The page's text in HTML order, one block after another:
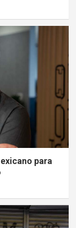
para